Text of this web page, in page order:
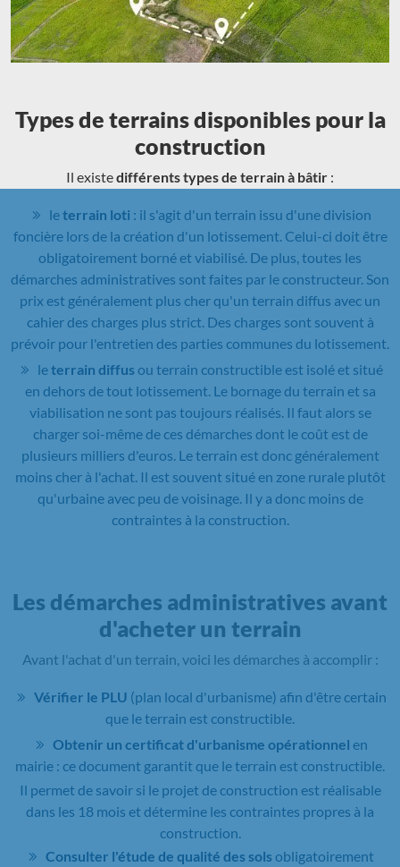
Types de terrains disponibles pour la
construction
Il existedifférents types de terrain à bâtir :
leterrain loti : il s'agit d'un terrain issu d'une division
foncière lors de la création d'un lotissement. Celui-ci doit être
obligatoirement borné et viabilisé. De plus, toutes les
démarches administratives sont faites par le constructeur. Son
prix est généralement plus cher qu'un terrain diffus avec un
cahier des charges plus strict. Des charges sont souvent à
prévoir pour l'entretien des parties communes du lotissement.
leterrain diffusou terrain constructible est isolé et situé
en dehors de tout lotissement. Le bornage du terrain et sa
viabilisation ne sont pas toujours réalisés. Il faut alors se
charger soi-même de ces démarches dont le coût est de
plusieurs milliers d'euros. Le terrain est donc généralement
moins cher à l'achat. Il est souvent situé en zone rurale plutôt
qu'urbaine avec peu de voisinage. Il y a donc moins de
contraintes à la construction.
Les démarches administratives avant
d'acheter un terrain
Avant l'achat d'un terrain, voici les démarches à accomplir :
Vérifier le PLU (plan local d'urbanisme) afin d'être certain
que le terrain est constructible.
Obtenir un certificat d'urbanisme opérationnel en
mairie : ce document garantit que le terrain est constructible.
Il permet de savoir si le projet de construction est réalisable
dans les 18 mois et détermine les contraintes propres à la
construction.
Consulter l'étude de qualité des sols obligatoirement